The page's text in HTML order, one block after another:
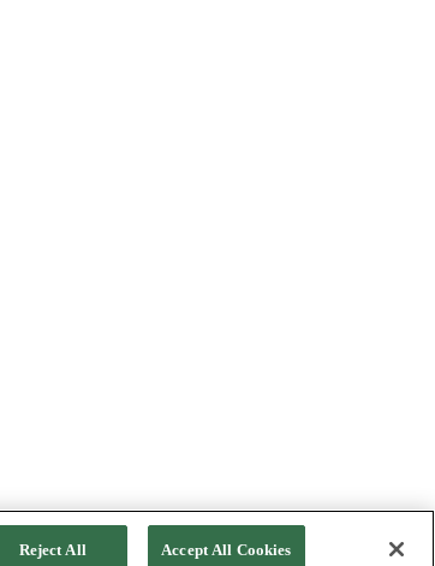
Reject All Accept All Cookies